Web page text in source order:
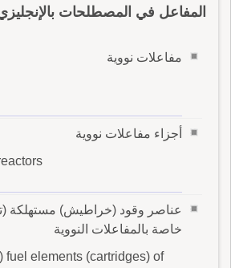
المفاعل في المصطلحات
مفاعلات نووية
أجزاء مفاعلات نووية
عناصر وقود (خراطيش) مستهلكة
خاصة بالمفاعلات النووية
fuel elements (cartridges) of